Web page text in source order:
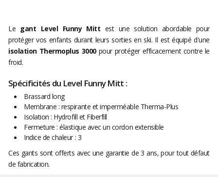
Le gant Level Funny Mitt est une solution abordable pour
protéger vos enfants durant leurs sorties en ski. Il est équipé d'une
isolation Thermoplus 3000pour protéger efficacement contre le
froid.
Spécificités du Level Funny Mitt :
Brassard long
Membrane : respirante et imperméable Therma-Plus
Isolation : Hydrofill et Fiberfill
Fermeture : élastique avec un cordon extensible
Indice de chaleur : 3
Ces gants sont offerts avec une garantie de 3 ans, pour tout défaut
de fabrication.